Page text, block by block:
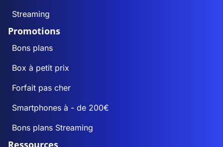
Streaming
Promotions
Bons plans
Box à petit prix
Forfait pas cher
Smartphones à - de 200€
Bons plans Streaming